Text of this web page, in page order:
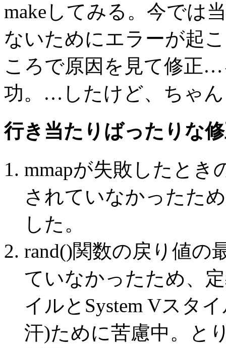
makeしてみる。今では
ないためにエラーが起
ころで原因を見て修正…
功。…したけど、ちゃ
行き当たりばったりな
mmapが失敗したとき
されていなかったた
した。
rand()関数の戻り値の
ていなかったため、
イルとSystem Vスタ
汗)ために苦慮中。と